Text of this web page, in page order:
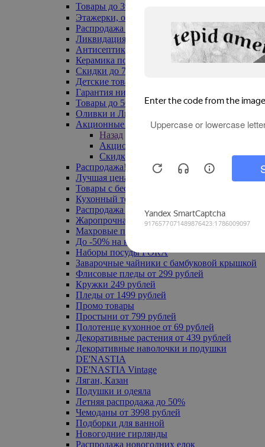
Товары до 399₽
Этажерки, обувницы
Распродажа текстиля до -50%
Ликвидация до -70%
Антисептики
Керамика по 129 руб
Скидки до 70%
Детские товары
Гарантия низкой цены
Товары до 500 руб
Оливки и Лимоны
Акционные товары
Назад
Акционные товары
Скидка 20% по промокоду
Распродажа! Ульяновск до -70%
Лучшая цена
Товары с бесплатной доставкой
Кухонный текстиль
Распродажа до -50%
Жаропрочная посуда
Махровые полотенца
До -50% на ковры
Наборы посуды FORA
Заварочные чайники с бамбуковой крышкой
Флисовые пледы от 299 рублей
Кружки 249 рублей
Пледы от 1499 рублей
Промо товары
Простыни от 799 рублей
Полотенце кухонное от 69 рублей
Декоративные растения от 439 рублей
Декоративные наволочки и подушки
DE'NASTIA
DE'NASTIA Vintage
Ляган, Казан
Подушки и одеяла
Летняя распродажа до 50%
Чемоданы от 3998 рублей
Подборки для ванной
Новогодние гирлянды
Распродажа новогодних елок